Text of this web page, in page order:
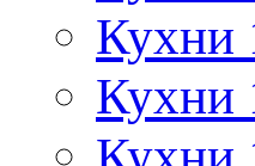
Кухни
Кухни